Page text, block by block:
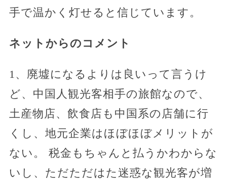
手で温かく灯せると信じています。
ネットからのコメント
1、廃墟になるよりは良いって言うけ
ど、中国人観光客相手の旅館なので、
土産物店、飲食店も中国系の店舗に行
くし、地元企業はほぼほぼメリットが
ない。 税金もちゃんと払うかわからな
いし、ただただはた迷惑な観光客が増